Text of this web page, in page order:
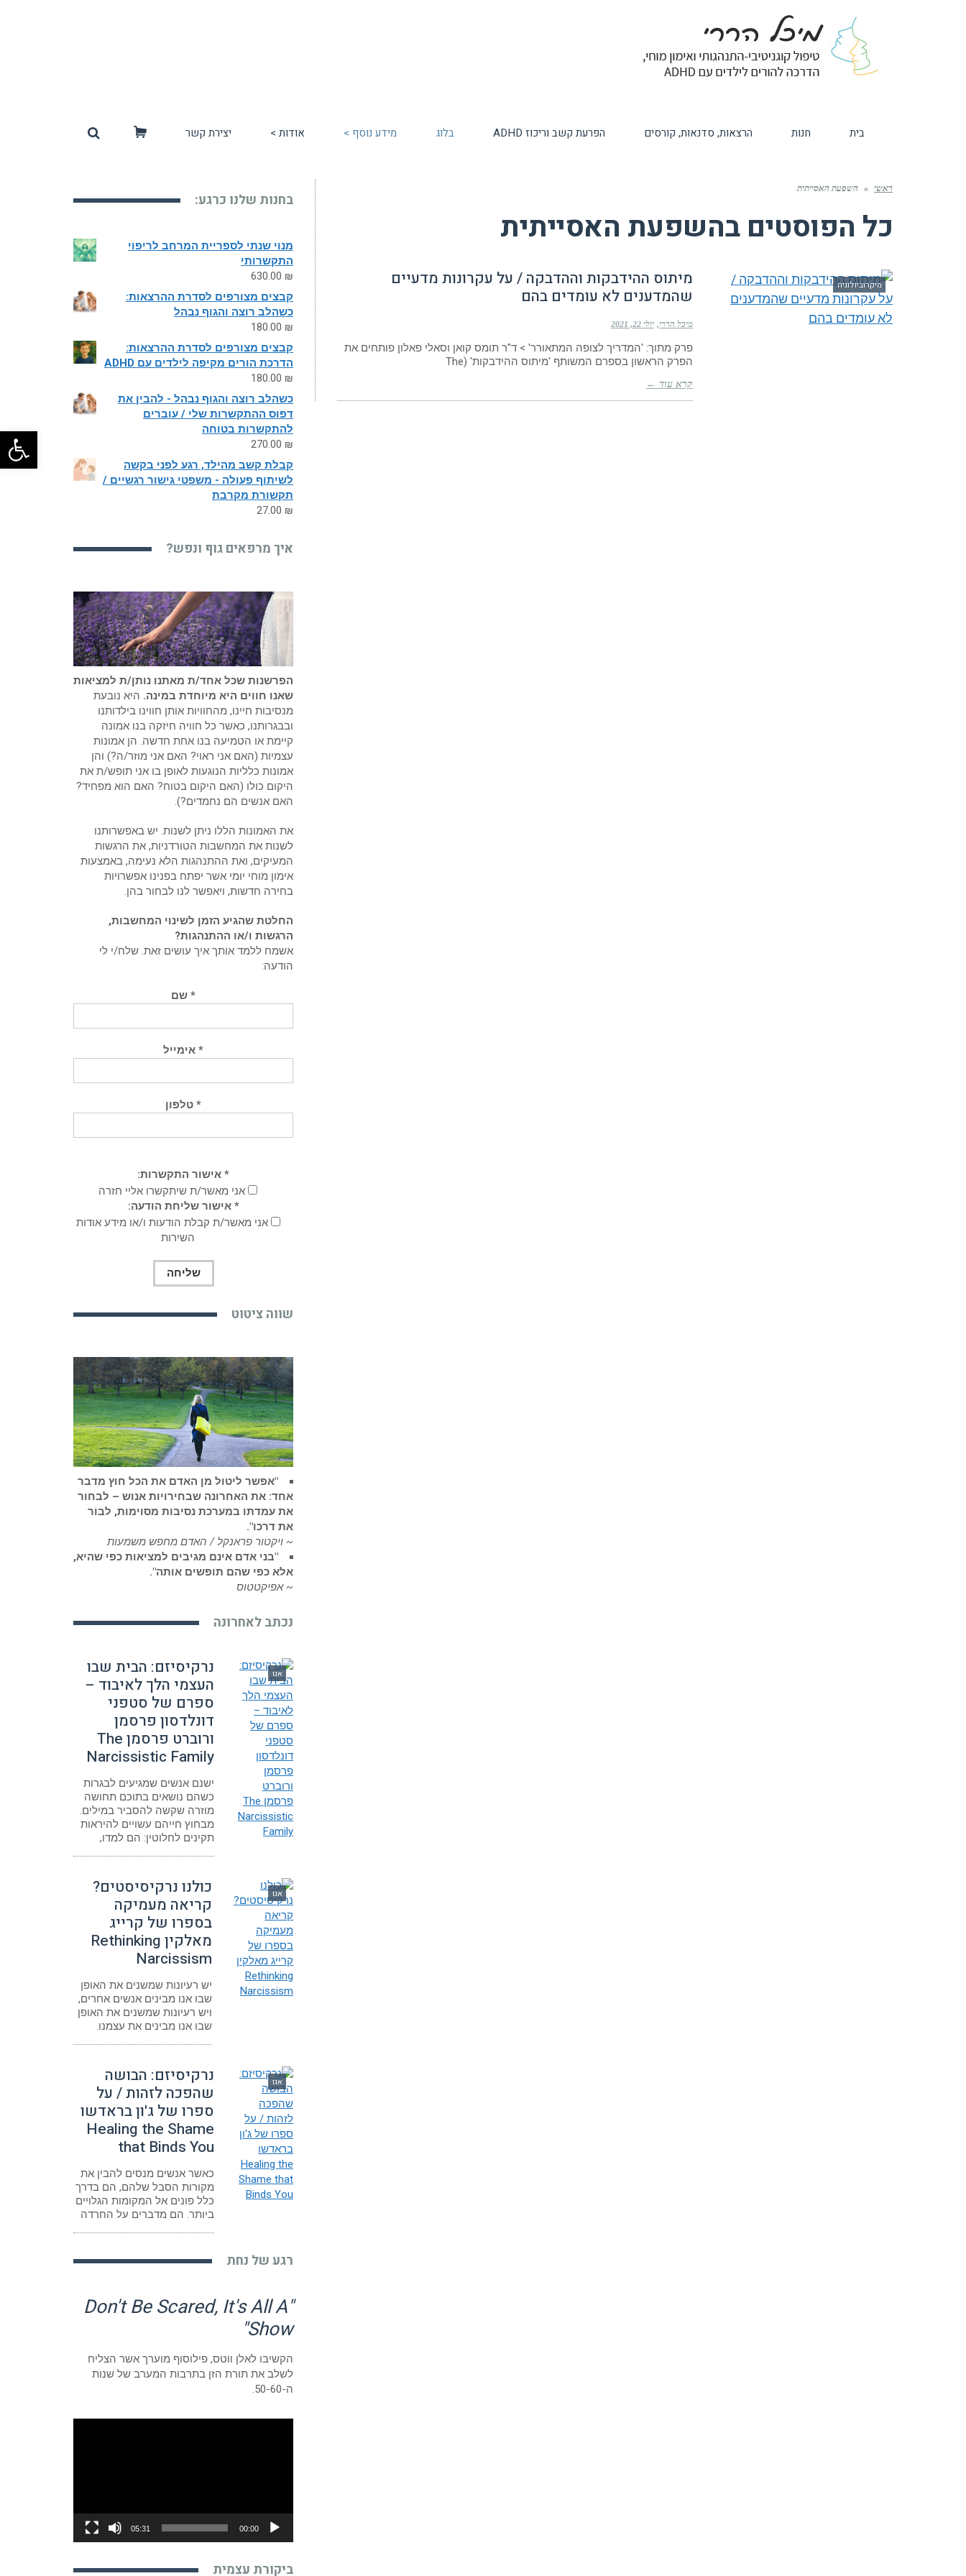
בית חנות הרצאות, סדנאות, קורסים הפרעת קשב וריכוז ADHD בלוג מידע נוסף > אודות > יצירת קשר
ראשי » השפעת האסייתית
כל הפוסטים בהשפעת האסייתית
מיקרוביולוגיה
מיתוס ההידבקות וההדבקה / על עקרונות מדעיים
שהמדענים לא עומדים בהם
מיכל הררי יולי 22, 2021
פרק מתוך: 'המדריך לצופה המתאורר' > ד"ר תומס קואן וסאלי פאלון פותחים את
הפרק הראשון בספרם המשותף 'מיתוס ההידבקות' (The
קרא עוד ←
בחנות שלנו כרגע:
מנוי שנתי לספריית המרחב לריפוי
התקשרותי
630.00 ₪
קבצים מצורפים לסדרת ההרצאות:
כשהלב רוצה והגוף נבהל
180.00 ₪
קבצים מצורפים לסדרת ההרצאות:
הדרכת הורים מקיפה לילדים עם ADHD
180.00 ₪
כשהלב רוצה והגוף נבהל - להבין את
דפוס ההתקשרות שלי / עוברים
להתקשרות בטוחה
270.00 ₪
קבלת קשב מהילד, רגע לפני בקשה
לשיתוף פעולה - משפטי גישור רגשיים /
תקשורת מקרבת
27.00 ₪
איך מרפאים גוף ונפש?
הפרשנות שכל אחד/ת מאתנו נותן/ת למציאות
שאנו חווים היא מיוחדת במינה. היא נובעת
מנסיבות חיינו, מהחוויות אותן חווינו בילדותנו
ובבגרותנו, כאשר כל חוויה חיזקה בנו אמונה
קיימת או הטמיעה בנו אחת חדשה. הן אמונות
עצמיות (האם אני ראוי? האם אני מוזר/ה?) והן
אמונות כלליות הנוגעות לאופן בו אני תופש/ת את
היקום כולו (האם היקום בטוח? האם הוא מפחיד?
האם אנשים הם נחמדים?).
את האמונות הללו ניתן לשנות. יש באפשרותנו
לשנות את המחשבות הטורדניות, את הרגשות
המעיקים, ואת ההתנהגות הלא נעימה, באמצעות
אימון מוחי יומי אשר יפתח בפנינו אפשרויות
בחירה חדשות, ויאפשר לנו לבחור בהן.
החלטת שהגיע הזמן לשינוי המחשבות,
הרגשות ו/או ההתנהגות?
אשמח ללמד אותך איך עושים זאת. שלח/י לי
הודעה:
* שם
* אימייל
* טלפון
* אישור התקשרות:
אני מאשר/ת שיתקשרו אליי חזרה
* אישור שליחת הודעה:
אני מאשר/ת קבלת הודעות ו/או מידע אודות
השירות
שווה ציטוט
"אפשר ליטול מן האדם את הכל חוץ מדבר
אחד: את האחרונה שבחירויות אנוש – לבחור
את עמדתו במערכת נסיבות מסוימות, לבוֹר
את דרכו".
~ ויקטור פראנקל / האדם מחפש משמעות
"בני אדם אינם מגיבים למציאות כפי שהיא,
אלא כפי שהם תופשים אותה".
~ אפיקטטוס
נכתב לאחרונה
אגו
נרקיסיזם: הבית שבו
העצמי הלך לאיבוד –
ספרם של סטפני
דונלדסון פרסמן
ורוברט פרסמן The
Narcissistic Family
ישנם אנשים שמגיעים לבגרות
כשהם נושאים בתוכם תחושה
מוזרה שקשה להסביר במילים.
מבחוץ חייהם עשויים להיראות
תקינים לחלוטין: הם למדו,
אגו
כולנו נרקיסיסטים?
קריאה מעמיקה
בספרו של קרייג
מאלקין Rethinking
Narcissism
יש רעיונות שמשנים את האופן
שבו אנו מבינים אנשים אחרים,
ויש רעיונות שמשנים את האופן
שבו אנו מבינים את עצמנו.
אגו
נרקיסיזם: הבושה
שהפכה לזהות / על
ספרו של ג'ון בראדשו
Healing the Shame
that Binds You
כאשר אנשים מנסים להבין את
מקורות הסבל שלהם, הם בדרך
כלל פונים אל המקומות הגלויים
ביותר. הם מדברים על החרדה
רגע של נחת
"Don't Be Scared, It's All A
Show"
הקשיבו לאלן ווטס, פילוסוף מוערך אשר הצליח
לשלב את תורת הזן בתרבות המערב של שנות
ה-50-60.
00:00
05:31
ביקורת עצמית